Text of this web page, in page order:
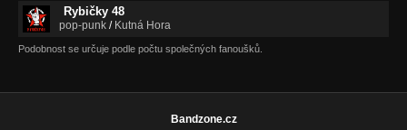
Rybičky 48
pop-punk / Kutná Hora
Podobnost se určuje podle počtu společných fanoušků.
Bandzone.cz